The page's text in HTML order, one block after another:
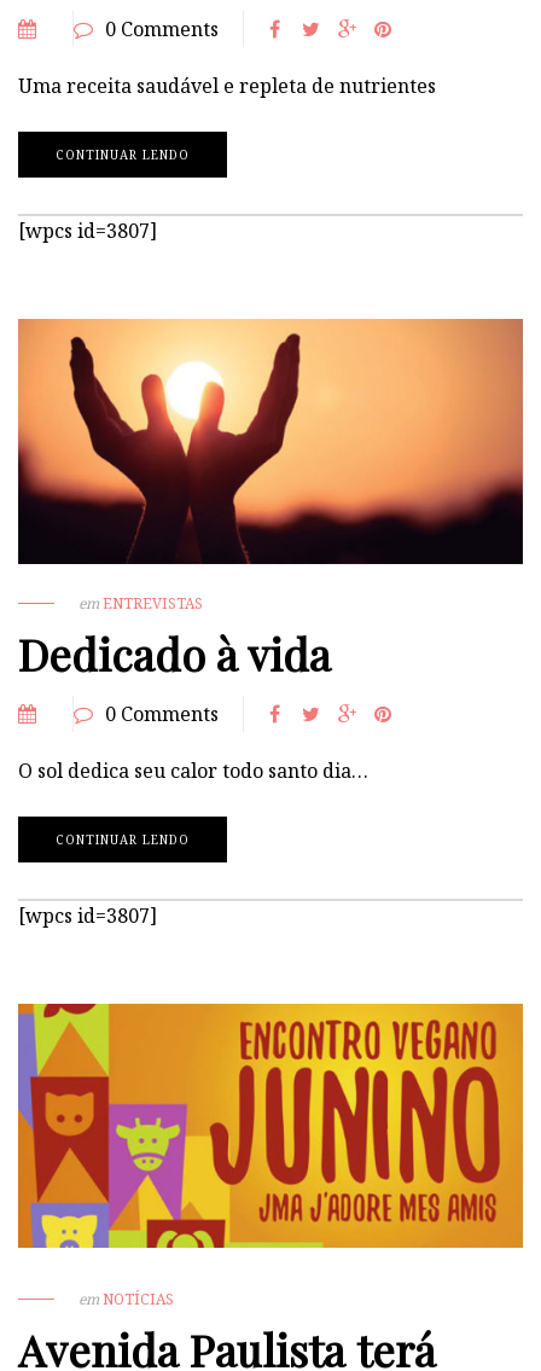
0 Comments
Uma receita saudável e repleta de nutrientes
CONTINUAR LENDO
[wpcs id=3807]
emENTREVISTAS
Dedicado à vida
0 Comments
O sol dedica seu calor todo santo dia…
CONTINUAR LENDO
[wpcs id=3807]
emNOTÍCIAS
Avenida Paulista terá